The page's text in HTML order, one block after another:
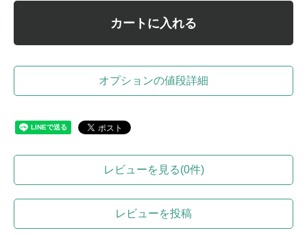
カートに入れる
オプションの値段詳細
レビューを見る(0件)
レビューを投稿